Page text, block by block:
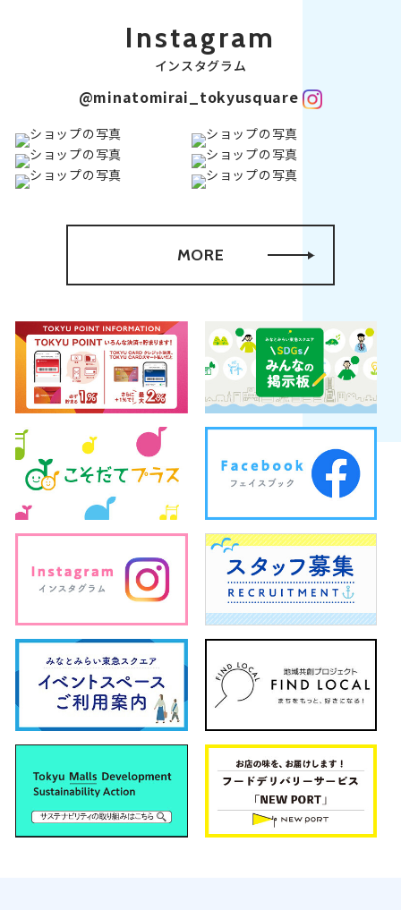
Instagram
インスタグラム
@minatomirai_tokyusquare
MORE